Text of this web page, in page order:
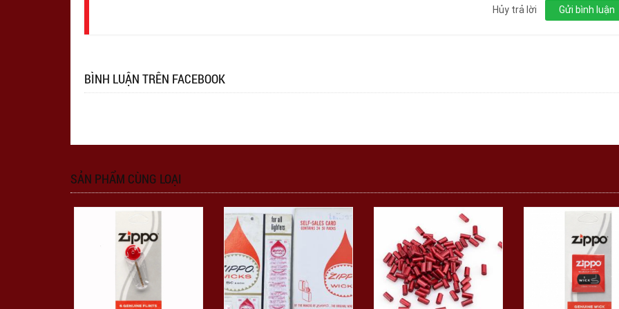
Gửi bình luận
Hủy trả lời
BÌNH LUẬN TRÊN FACEBOOK
SẢN PHẨM CÙNG LOẠI